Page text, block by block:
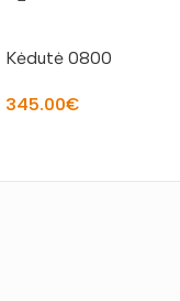
Kėdutė 0800
345.00€